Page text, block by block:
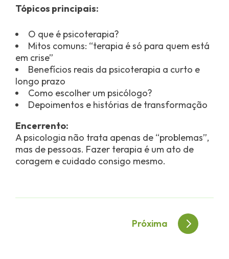
Tópicos principais:
O que é psicoterapia?
Mitos comuns: “terapia é só para quem está
em crise”
Benefícios reais da psicoterapia a curto e
longo prazo
Como escolher um psicólogo?
Depoimentos e histórias de transformação
Encerrento:
A psicologia não trata apenas de “problemas”,
mas de pessoas. Fazer terapia é um ato de
coragem e cuidado consigo mesmo.
Próxima